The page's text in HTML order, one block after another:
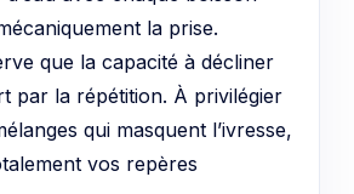
la prise.
que la capacité à décliner
par la répétition. À privilégier
qui masquent l’ivresse,
vos repères